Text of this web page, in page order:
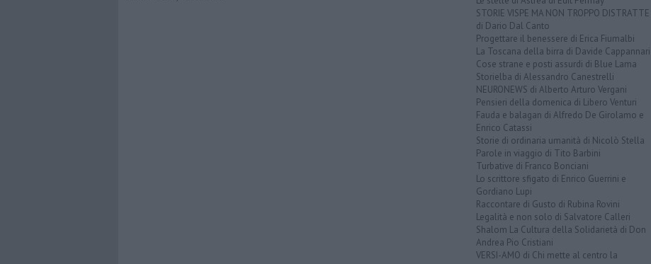
STORIE VISPE MA NON TROPPO DISTRATTE
di Dario Dal Canto
Progettare il benessere di Erica Fiumalbi
La Toscana della birra di Davide Cappannari
Cose strane e posti assurdi di Blue Lama
Storielba di Alessandro Canestrelli
NEURONEWS di Alberto Arturo Vergani
Pensieri della domenica di Libero Venturi
Fauda e balagan di Alfredo De Girolamo e
Enrico Catassi
Storie di ordinaria umanità di Nicolò Stella
Parole in viaggio di Tito Barbini
Turbative di Franco Bonciani
Lo scrittore sfigato di Enrico Guerrini e
Gordiano Lupi
Raccontare di Gusto di Rubina Rovini
Legalità e non solo di Salvatore Calleri
Shalom La Cultura della Solidarietà di Don
Andrea Pio Cristiani
VERSI-AMO di Chi mette al centro la